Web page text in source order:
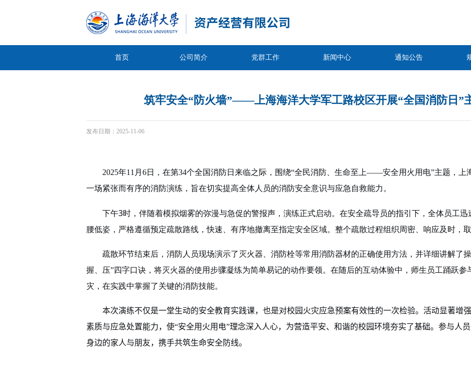
首页 公司简介 党群工作 新闻中心 通知公告
筑牢安全“防火墙”——上海海洋大学军工路校区开展“全国消防日”
发布日期： 2025-11-06
2025年11月6日，在第34个全国消防日来临之际，围绕“全民消防、生命至上——安全用火用电”主题，上
一场紧张而有序的消防演练，旨在切实提高全体人员的消防安全意识与应急自救能力。
下午3时，伴随着模拟烟雾的弥漫与急促的警报声，演练正式启动。在安全疏导员的指引下，全体员工
腰低姿，严格遵循预定疏散路线，快速、有序地撤离至指定安全区域。整个疏散过程组织周密、响应及时，取
疏散环节结束后，消防人员现场演示了灭火器、消防栓等常用消防器材的正确使用方法，并详细讲解了
握、压”四字口诀，将灭火器的使用步骤凝练为简单易记的动作要领。在随后的互动体验中，师生员工踊跃参
灾，在实践中掌握了关键的消防技能。
本次演练不仅是一堂生动的安全教育实践课，也是对校园火灾应急预案有效性的一次检验。活动显著增
素质与应急处置能力，使“安全用火用电”理念深入人心，为营造平安、和谐的校园环境夯实了基础。参与人
身边的家人与朋友，携手共筑生命安全防线。